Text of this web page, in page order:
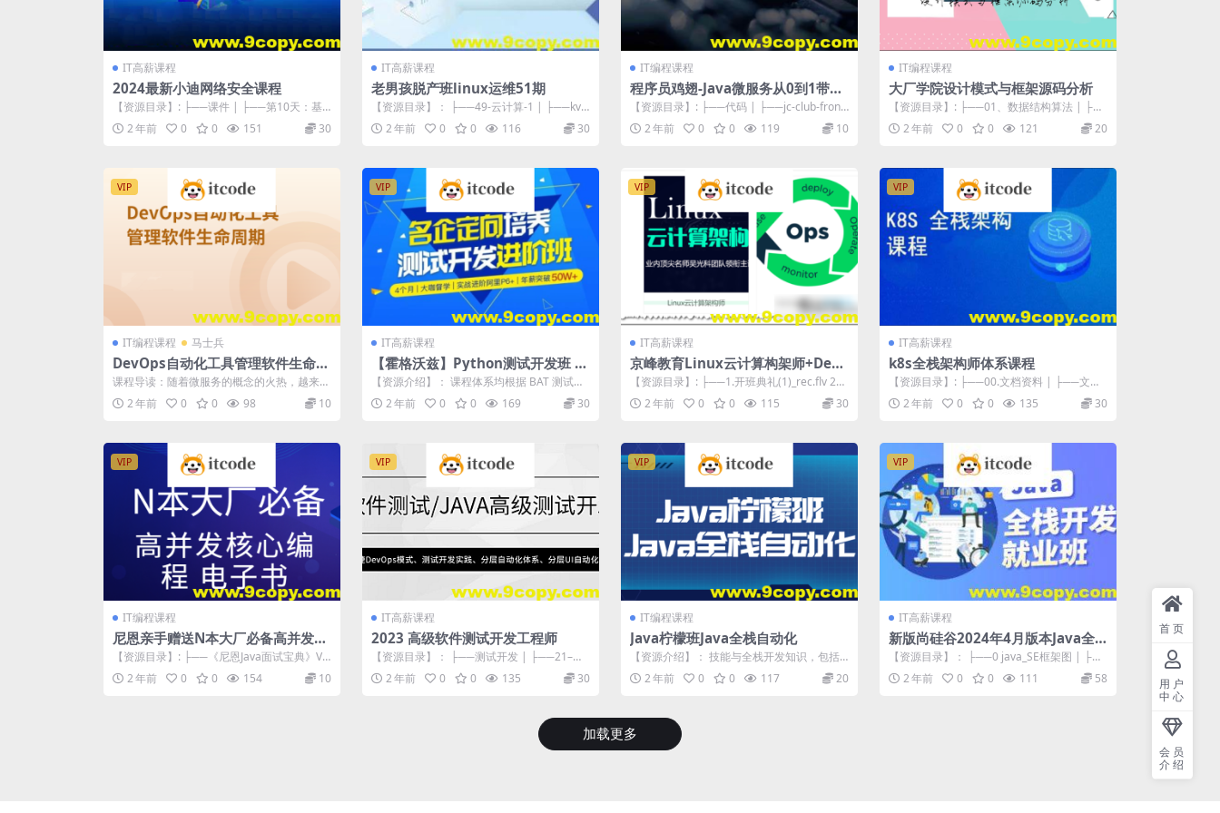
IT高薪课程
2024最新小迪网络安全课程
【资源目录】: ├──课件 | ├──第10天：基
础入门-HTTP数据包&...
2 年前 0 0 151 30
IT高薪课程
老男孩脱产班linux运维51期
【资源目录】： ├──49-云计算-1 | ├──kv
m虚拟化-day1 | |...
2 年前 0 0 116 30
IT编程课程
程序员鸡翅-Java微服务从0到1带你
做社区项目实战
【资源目录】: ├──代码 | ├──jc-club-front.
zip 7.5...
2 年前 0 0 119 10
IT编程课程
大厂学院设计模式与框架源码分析
【资源目录】: ├──01、数据结构算法 | ├─
─代码 | | └──algo...
2 年前 0 0 121 20
VIP
IT编程课程 马士兵
DevOps自动化工具管理软件生命周
期
课程导读：随着微服务的概念的火热，越来越
多的公司加入到了微服务的阵营，但是微服
务...2 年前 0 0 98 10
VIP
IT高薪课程
【霍格沃兹】Python测试开发班 –
12期 – 带源码课件
【资源介绍】： 课程体系均根据 BAT 测试开
发技术栈设计，突出「实战进阶」特色...
2 年前 0 0 169 30
VIP
IT高薪课程
京峰教育Linux云计算构架师+Dev
Ops虚拟化班
【资源目录】: ├──1.开班典礼(1)_rec.flv 24
7.21M ├──...
2 年前 0 0 115 30
VIP
IT高薪课程
k8s全栈架构师体系课程
【资源目录】: ├──00.文档资料 | ├──文档
资料 | | ├──00.文...
2 年前 0 0 135 30
VIP
IT编程课程
尼恩亲手赠送N本大厂必备高并发核
心编程 电子书
【资源目录】: ├──《尼恩Java面试宝典》V1
07（持续更新+史上最全） |...
2 年前 0 0 154 10
VIP
IT高薪课程
2023 高级软件测试开发工程师
【资源目录】： ├──测试开发 | ├──21–前
端技术之JQuery NO.6...
2 年前 0 0 135 30
VIP
IT编程课程
Java柠檬班Java全栈自动化
【资源介绍】： 技能与全栈开发知识，包括
自动化测试、前端开发和后端开发。学员将
学...2 年前 0 0 117 20
VIP
IT高薪课程
新版尚硅谷2024年4月版本Java全
端工程师线下就业班
【资源目录】： ├──0 java_SE框架图 | ├─
─1.Java基础之Ja...
2 年前 0 0 111 58
加载更多
首页
用户
中心
会员
介绍